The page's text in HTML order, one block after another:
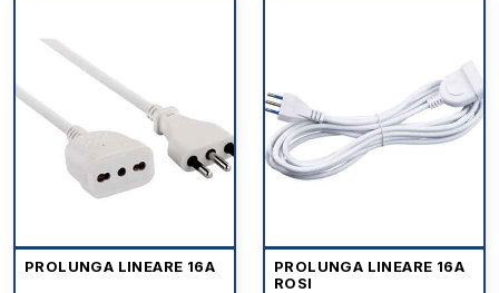
PROLUNGA LINEARE 16A
PROLUNGA LINEARE 16A
ROSI